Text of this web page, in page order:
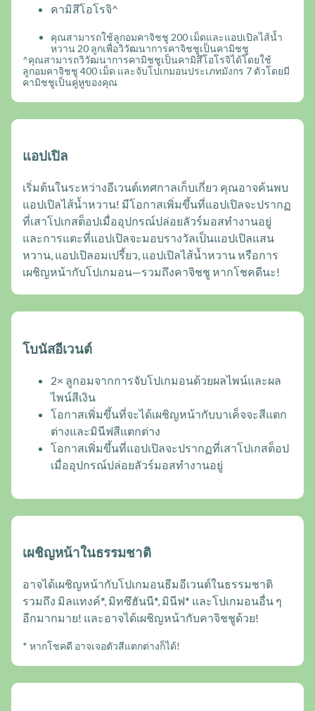
คามิสึโอโรจิ^
คุณสามารถใช้ลูกอมคาจิชชู 200 เม็ดและแอปเปิลไส้น้ำ
หวาน 20 ลูกเพื่อวิวัฒนาการคาจิชชูเป็นคามิชชู
^คุณสามารถวิวัฒนาการคามิชชูเป็นคามิสึโอโรจิได้โดยใช้
ลูกอมคาจิชชู 400 เม็ด และจับโปเกมอนประเภทมังกร 7 ตัวโดยมี
คามิชชูเป็นคู่หูของคุณ
แอปเปิล
เริ่มต้นในระหว่างอีเวนต์เทศกาลเก็บเกี่ยว คุณอาจค้นพบ
แอปเปิลไส้น้ำหวาน! มีโอกาสเพิ่มขึ้นที่แอปเปิลจะปรากฏ
ที่เสาโปเกสต็อปเมื่ออุปกรณ์ปล่อยลัวร์มอสทำงานอยู่
และการแตะที่แอปเปิลจะมอบรางวัลเป็นแอปเปิลแสน
หวาน, แอปเปิลอมเปรี้ยว, แอปเปิลไส้น้ำหวาน หรือการ
เผชิญหน้ากับโปเกมอน—รวมถึงคาจิชชู หากโชคดีนะ!
โบนัสอีเวนต์
2× ลูกอมจากการจับโปเกมอนด้วยผลไพน์และผล
ไพน์สีเงิน
โอกาสเพิ่มขึ้นที่จะได้เผชิญหน้ากับบาเค็จจะสีแตก
ต่างและมินีฟสีแตกต่าง
โอกาสเพิ่มขึ้นที่แอปเปิลจะปรากฏที่เสาโปเกสต็อป
เมื่ออุปกรณ์ปล่อยลัวร์มอสทำงานอยู่
เผชิญหน้าในธรรมชาติ
อาจได้เผชิญหน้ากับโปเกมอนธีมอีเวนต์ในธรรมชาติ
รวมถึง มิลแทงค์*, มิทซึฮันนี*, มินีฟ* และโปเกมอนอื่น ๆ
อีกมากมาย! และอาจได้เผชิญหน้ากับคาจิชชูด้วย!
* หากโชคดี อาจเจอตัวสีแตกต่างก็ได้!